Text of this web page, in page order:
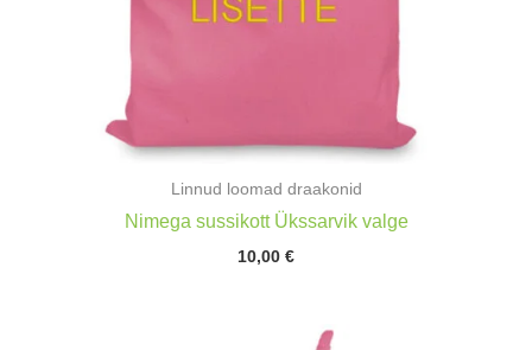
Linnud loomad draakonid
Nimega sussikott Ükssarvik valge
10,00 €